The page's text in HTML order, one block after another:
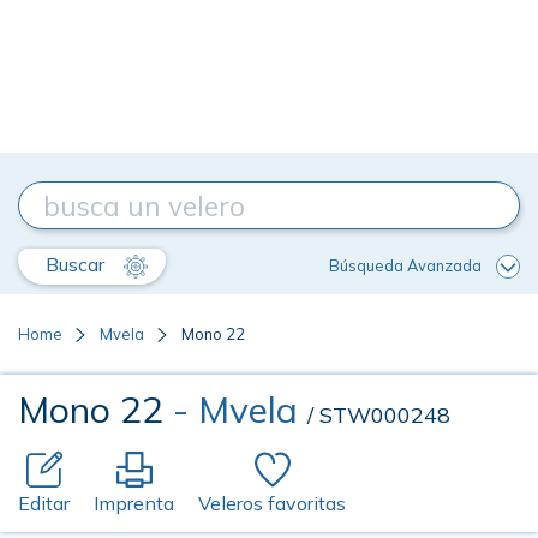
Buscar Búsqueda Avanzada
Home Mvela Mono 22
Mono 22 - Mvela / STW000248
Editar Imprenta Veleros favoritas